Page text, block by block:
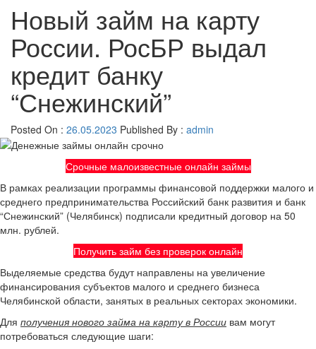
Новый займ на карту
России. РосБР выдал
кредит банку
“Снежинский”
Posted On : 26.05.2023 Published By : admin
Срочные малоизвестные онлайн займы
В рамках реализации программы финансовой поддержки малого и
среднего предпринимательства Российский банк развития и банк
“Снежинский” (Челябинск) подписали кредитный договор на 50
млн. рублей.
Получить займ без проверок онлайн
Выделяемые средства будут направлены на увеличение
финансирования субъектов малого и среднего бизнеса
Челябинской области, занятых в реальных секторах экономики.
Для получения нового займа на карту в России вам могут
потребоваться следующие шаги: